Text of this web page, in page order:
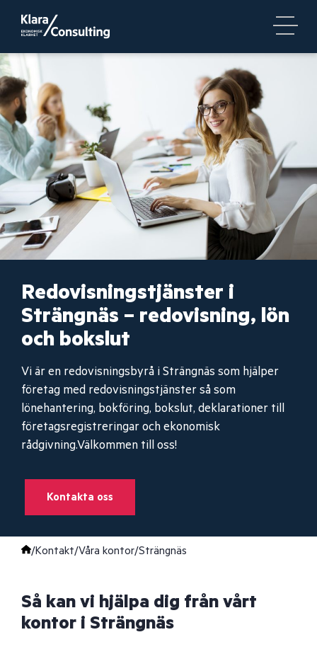
Redovisningstjänster i
Strängnäs – redovisning, lön
och bokslut
Vi är en redovisningsbyrå i Strängnäs som hjälper
företag med redovisningstjänster så som
lönehantering, bokföring, bokslut, deklarationer till
företagsregistreringar och ekonomisk
rådgivning.Välkommen till oss!
Kontakta oss
/Kontakt/Våra kontor/Strängnäs
Så kan vi hjälpa dig från vårt
kontor i Strängnäs